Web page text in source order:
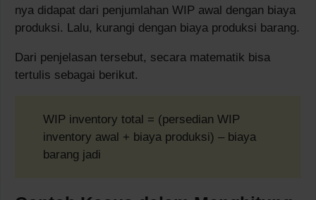
nya didapat dari penjumlahan WIP awal dengan biaya
produksi. Lalu, kurangi dengan biaya produksi barang.
Dari penjelasan tersebut, secara matematik bisa
tertulis sebagai berikut.
WIP inventory total = (persedian WIP
inventory awal + biaya produksi) – biaya
barang jadi